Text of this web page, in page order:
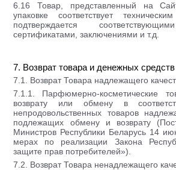
6.16 Товар, представленный на
упаковке соответствует
подтверждается
сертификатами, заключениями и т.д.
7. Возврат товара и денежных средств
7.1. Возврат Товара надлежащего
7.1.1. Парфюмерно-косметические
возврату или обмену в
непродовольственных товаров
подлежащих обмену и возврату
Министров Республики Беларусь 14
мерах по реализации Закона
защите прав потребителей»).
7.2. Возврат Товара ненадлежащего